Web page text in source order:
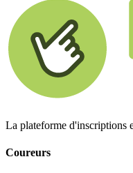
La plateforme d'inscriptions
Coureurs